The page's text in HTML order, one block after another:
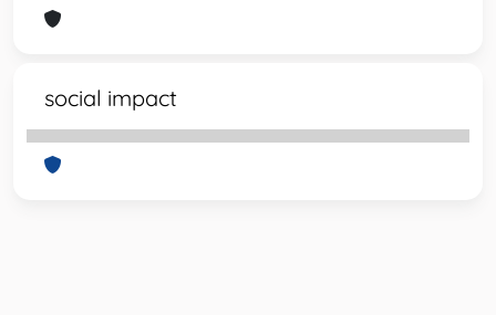
social impact